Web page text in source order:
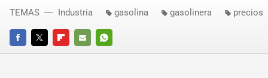
FACEBOOKTWITTERFLIPBOARD
E-
WHATSAPP
TEMAS Industria gasolina gasolinera precios